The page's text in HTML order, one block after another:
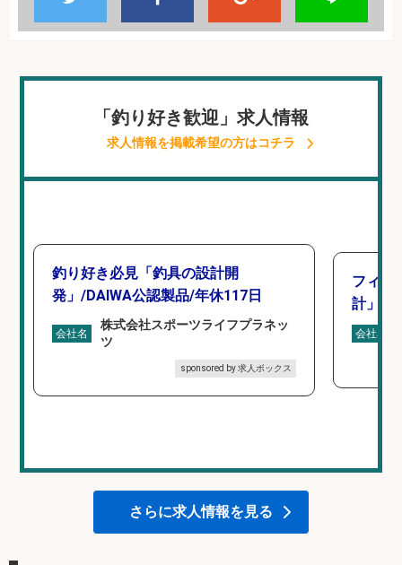
「釣り好き歓迎」求人情報
求人情報を掲載希望の方はコチラ
釣り好き必見「釣具の設計開
発」/DAIWA公認製品/年休117日
会社名
株式会社スポーツライフプラネッ
ツ
sponsored by 求人ボックス
フィッ
計」
会社名
さらに求人情報を見る